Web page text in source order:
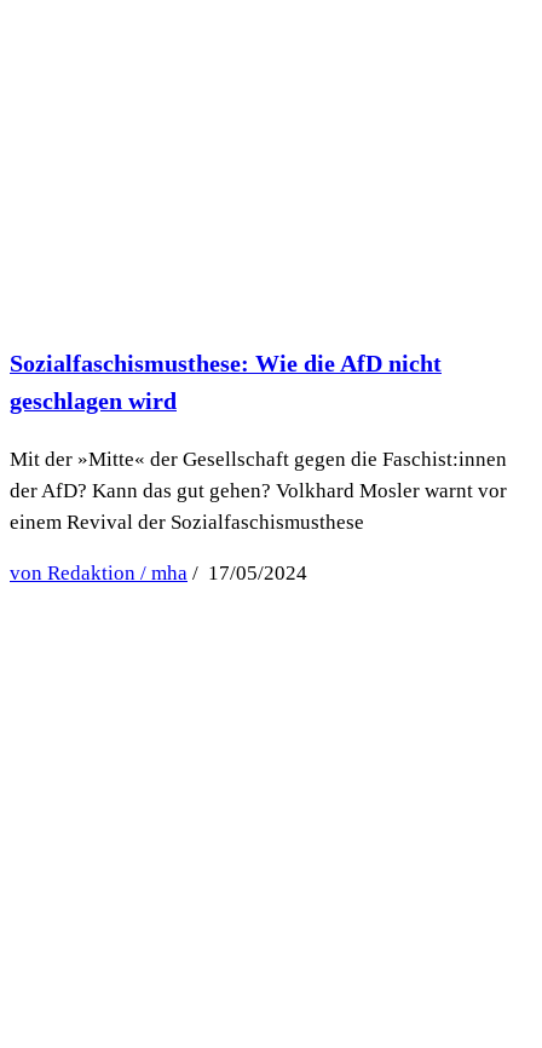
Sozialfaschismusthese: Wie die AfD nicht
geschlagen wird
Mit der »Mitte« der Gesellschaft gegen die Faschist:innen
der AfD? Kann das gut gehen? Volkhard Mosler warnt vor
einem Revival der Sozialfaschismusthese
von Redaktion / mha / 17/05/2024